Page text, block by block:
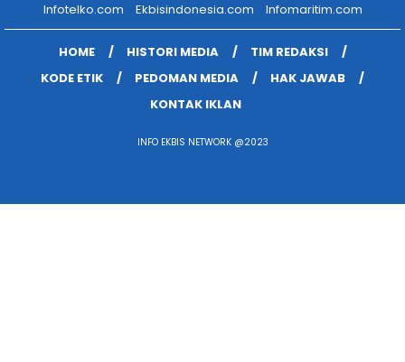
Infotelko.com
Ekbisindonesia.com Infomaritim.com
HOME HISTORI MEDIA
TIM REDAKSI
KODE ETIK
PEDOMAN MEDIA
HAK JAWAB
KONTAK IKLAN
INFO EKBIS NETWORK @2023